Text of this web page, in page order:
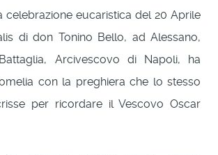
celebrazione eucaristica del 20 Aprile
di don Tonino Bello, ad Alessano,
Arcivescovo di Napoli, ha
con la preghiera che lo stesso
per ricordare il Vescovo Oscar